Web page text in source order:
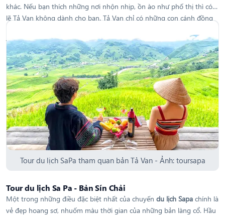
khác. Nếu bạn thích những nơi nhộn nhịp, ồn ào như phố thị thì có
lẽ Tả Van không dành cho bạn. Tả Van chỉ có những con cánh đồng
vách đất mộc mạc, những con đường đã nhỏ xíu còn bị che lấp bởi
bụi cây bụi cỏ,... Ấy vậy mà khi hòa vào làm một, nơi đây bỗng có
một sức hút lạ kỳ
Tour du lịch SaPa tham quan bản Tả Van - Ảnh: toursapa
Tour du lịch Sa Pa - Bản Sín Chải
Một trong những điều đặc biệt nhất của chuyến du lịch Sapa chính là
vẻ đẹp hoang sơ, nhuốm màu thời gian của những bản làng cổ. Hầu